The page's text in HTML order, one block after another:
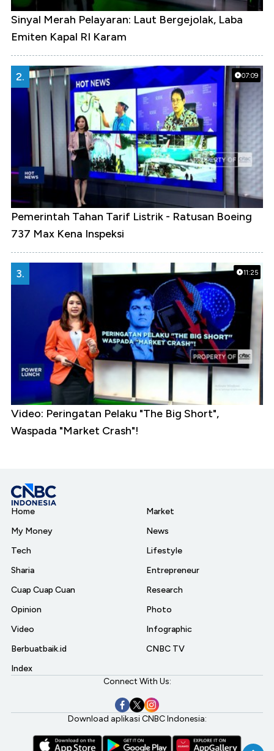
Sinyal Merah Pelayaran: Laut Bergejolak, Laba
Emiten Kapal RI Karam
07:09
2.
Pemerintah Tahan Tarif Listrik - Ratusan Boeing
737 Max Kena Inspeksi
11:25
3.
Video: Peringatan Pelaku "The Big Short",
Waspada "Market Crash"!
Home
My Money
Tech
Sharia
Cuap Cuap Cuan
Opinion
Video
Berbuatbaik.id
Index
Market
News
Lifestyle
Entrepreneur
Research
Photo
Infographic
CNBC TV
Connect With Us:
Download aplikasi CNBC Indonesia: